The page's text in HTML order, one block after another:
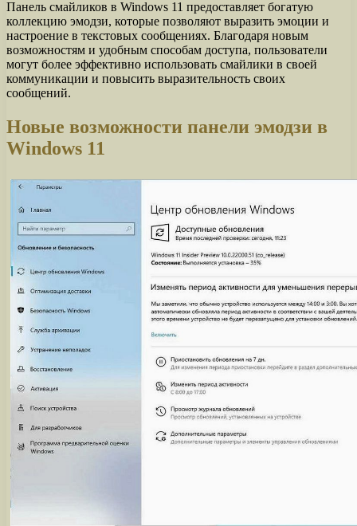
Панель смайликов в Windows 11 предоставляет богатую
коллекцию эмодзи, которые позволяют выразить эмоции и
настроение в текстовых сообщениях. Благодаря новым
возможностям и удобным способам доступа, пользователи
могут более эффективно использовать смайлики в своей
коммуникации и повысить выразительность своих
сообщений.
Новые возможности панели эмодзи в
Windows 11